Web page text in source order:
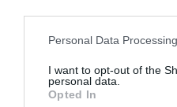
Personal Data
I want to opt-out of the
personal data.
Opted In
se vea afectada antes de
vimos la fragilidad durante
cerraron las fronteras y las